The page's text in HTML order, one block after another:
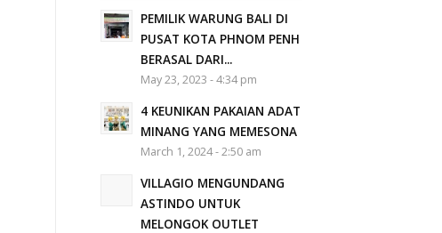
PEMILIK WARUNG BALI DI
PUSAT KOTA PHNOM PENH
BERASAL DARI...
May 23, 2023 - 4:34 pm
4 KEUNIKAN PAKAIAN ADAT
MINANG YANG MEMESONA
March 1, 2024 - 2:50 am
VILLAGIO MENGUNDANG
ASTINDO UNTUK
MELONGOK OUTLET